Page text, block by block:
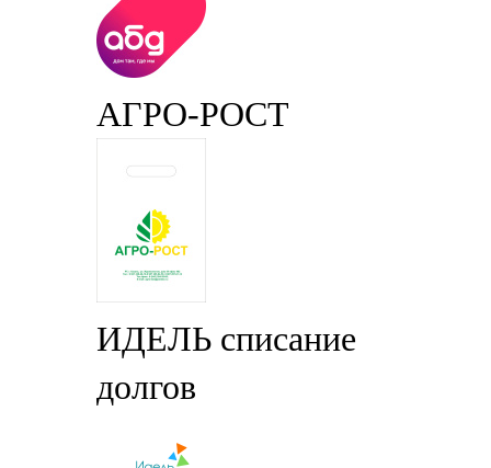
АГРО-РОСТ
ИДЕЛЬ списание
долгов